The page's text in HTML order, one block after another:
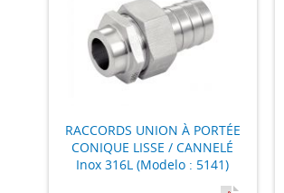
RACCORDS UNION À PORTÉE
CONIQUE LISSE / CANNELÉ
Inox 316L (Modelo : 5141)